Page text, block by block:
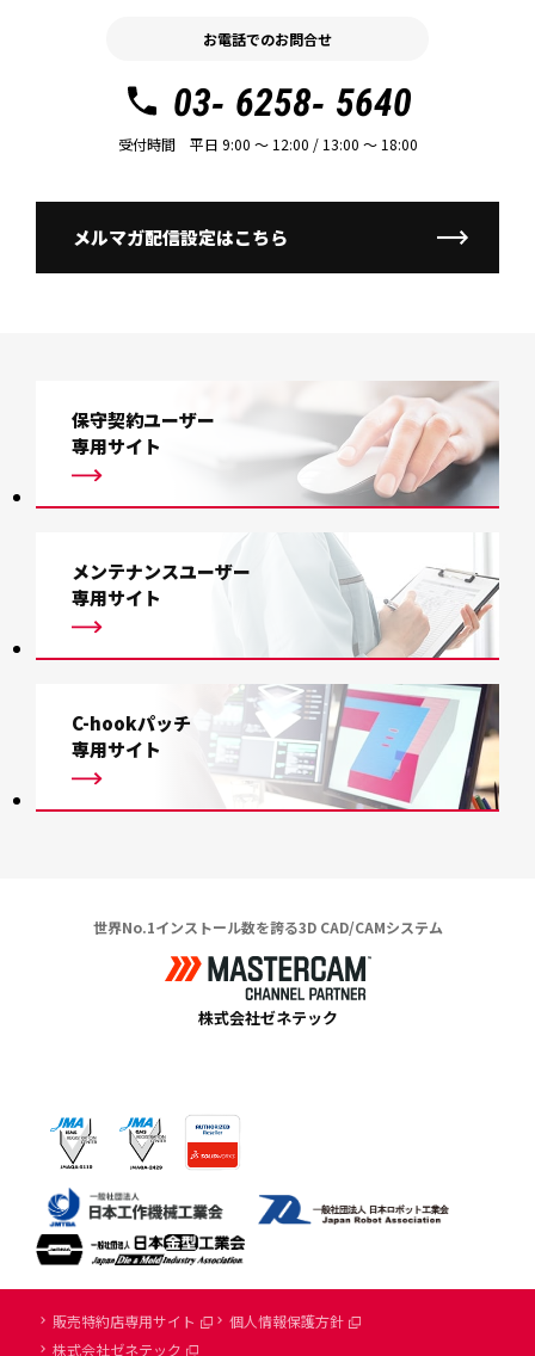
お電話でのお問合せ
03- 6258- 5640
受付時間 平日 9:00 〜 12:00 / 13:00 〜 18:00
メルマガ配信設定はこちら
保守契約ユーザー
専用サイト
メンテナンスユーザー
専用サイト
C-hookパッチ
専用サイト
世界No.1インストール数を誇る3D CAD/CAMシステム
株式会社ゼネテック
販売特約店専用サイト
個人情報保護方針
株式会社ゼネテック